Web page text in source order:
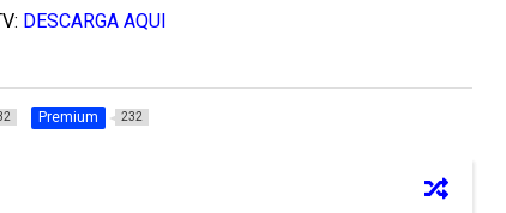
DESCARGA AQUI
Premium 232